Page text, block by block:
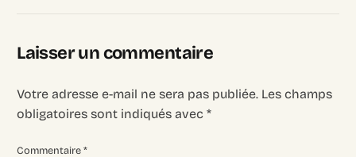
Laisser un commentaire
Votre adresse e-mail ne sera pas publiée. Les champs
obligatoires sont indiqués avec*
Commentaire*